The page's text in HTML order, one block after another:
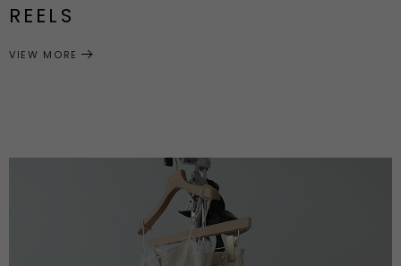
REELS
VIEW MORE